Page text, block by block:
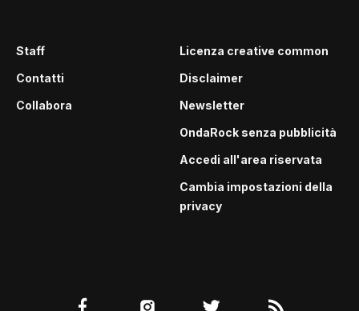
Staff
Contatti
Collabora
Licenza creative common
Disclaimer
Newsletter
OndaRock senza pubblicità
Accedi all'area riservata
Cambia impostazioni della
privacy